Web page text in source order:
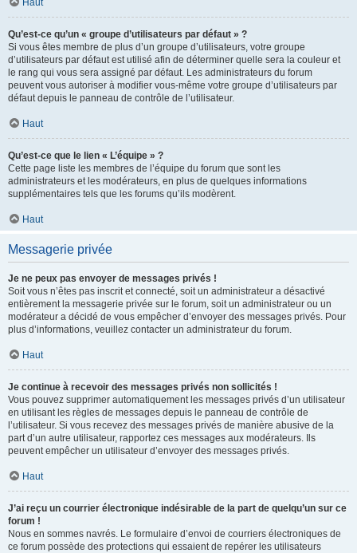
Haut
Qu’est-ce qu’un « groupe d’utilisateurs par défaut » ?
Si vous êtes membre de plus d’un groupe d’utilisateurs, votre groupe
d’utilisateurs par défaut est utilisé afin de déterminer quelle sera la couleur et
le rang qui vous sera assigné par défaut. Les administrateurs du forum
peuvent vous autoriser à modifier vous-même votre groupe d’utilisateurs par
défaut depuis le panneau de contrôle de l’utilisateur.
Haut
Qu’est-ce que le lien « L’équipe » ?
Cette page liste les membres de l’équipe du forum que sont les
administrateurs et les modérateurs, en plus de quelques informations
supplémentaires tels que les forums qu’ils modèrent.
Haut
Messagerie privée
Je ne peux pas envoyer de messages privés !
Soit vous n’êtes pas inscrit et connecté, soit un administrateur a désactivé
entièrement la messagerie privée sur le forum, soit un administrateur ou un
modérateur a décidé de vous empêcher d’envoyer des messages privés. Pour
plus d’informations, veuillez contacter un administrateur du forum.
Haut
Je continue à recevoir des messages privés non sollicités !
Vous pouvez supprimer automatiquement les messages privés d’un utilisateur
en utilisant les règles de messages depuis le panneau de contrôle de
l’utilisateur. Si vous recevez des messages privés de manière abusive de la
part d’un autre utilisateur, rapportez ces messages aux modérateurs. Ils
peuvent empêcher un utilisateur d’envoyer des messages privés.
Haut
J’ai reçu un courrier électronique indésirable de la part de quelqu’un sur ce
forum !
Nous en sommes navrés. Le formulaire d’envoi de courriers électroniques de
ce forum possède des protections qui essaient de repérer les utilisateurs